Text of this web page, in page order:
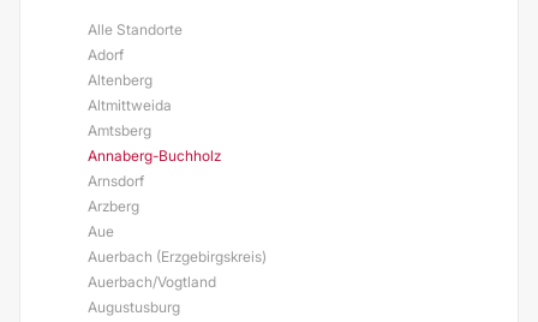
Alle Standorte
Adorf
Altenberg
Altmittweida
Amtsberg
Annaberg-Buchholz
Arnsdorf
Arzberg
Aue
Auerbach (Erzgebirgskreis)
Auerbach/Vogtland
Augustusburg